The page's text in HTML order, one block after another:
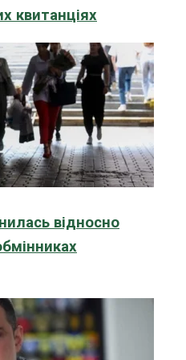
квитанціях
відносно